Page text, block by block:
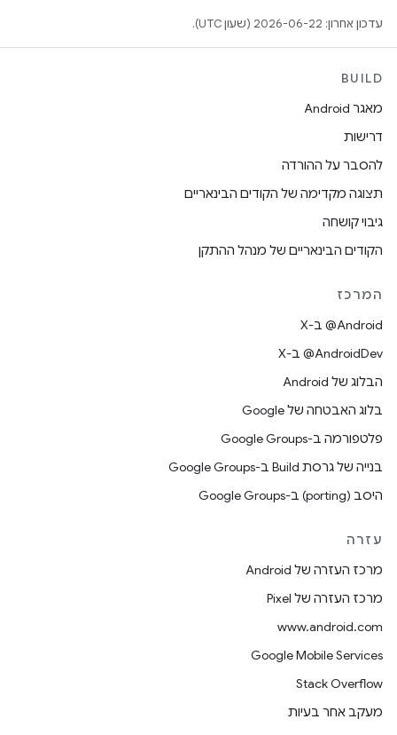
עדכון אחרון: 2026-06-22 (שעון UTC).
BUILD
מאגר Android
דרישות
להסבר על ההורדה
תצוגה מקדימה של הקודים הבינאריים
גיבוי קושחה
הקודים הבינאריים של מנהל ההתקן
המרכז
‫‎@Android ב-X
‫‎@AndroidDev ב-X
הבלוג של Android
בלוג האבטחה של Google
פלטפורמה ב-Google Groups
בנייה של גרסת Build ב-Google Groups
היסב (porting) ב-Google Groups
עזרה
מרכז העזרה של Android
מרכז העזרה של Pixel
www.android.com
Google Mobile Services
Stack Overflow
מעקב אחר בעיות